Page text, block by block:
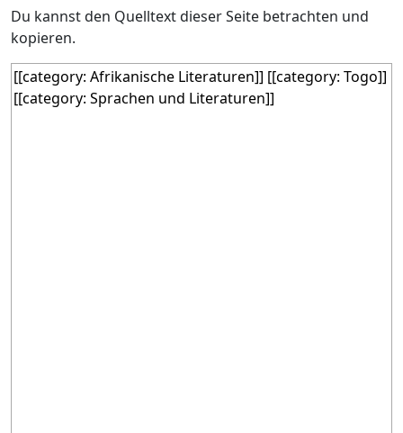
Du kannst den Quelltext dieser Seite betrachten und
kopieren.